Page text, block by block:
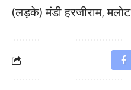
(लड़के) मंडी हरजीराम, मलोट